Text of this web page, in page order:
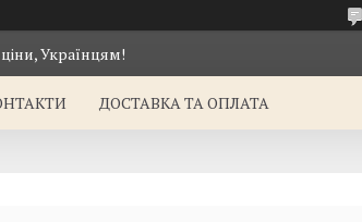
Українцям!
ДОСТАВКА ТА ОПЛАТА